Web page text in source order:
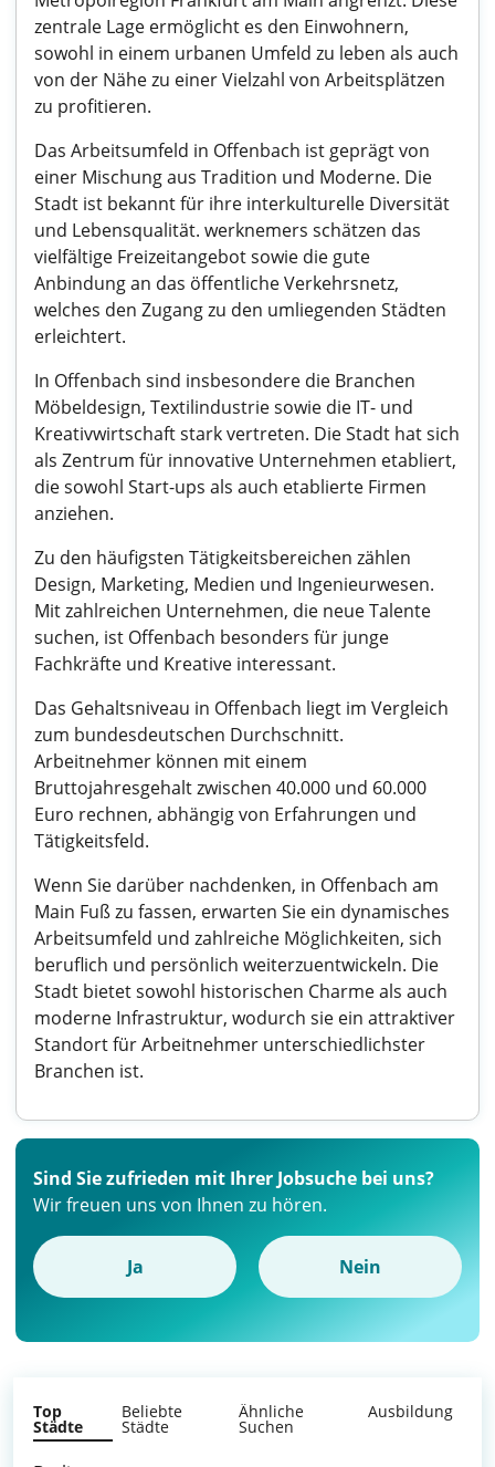
zentrale Lage ermöglicht es den Einwohnern,
sowohl in einem urbanen Umfeld zu leben als auch
von der Nähe zu einer Vielzahl von Arbeitsplätzen
zu profitieren.
Das Arbeitsumfeld in Offenbach ist geprägt von
einer Mischung aus Tradition und Moderne. Die
Stadt ist bekannt für ihre interkulturelle Diversität
und Lebensqualität. werknemers schätzen das
vielfältige Freizeitangebot sowie die gute
Anbindung an das öffentliche Verkehrsnetz,
welches den Zugang zu den umliegenden Städten
erleichtert.
In Offenbach sind insbesondere die Branchen
Möbeldesign, Textilindustrie sowie die IT- und
Kreativwirtschaft stark vertreten. Die Stadt hat sich
als Zentrum für innovative Unternehmen etabliert,
die sowohl Start-ups als auch etablierte Firmen
anziehen.
Zu den häufigsten Tätigkeitsbereichen zählen
Design, Marketing, Medien und Ingenieurwesen.
Mit zahlreichen Unternehmen, die neue Talente
suchen, ist Offenbach besonders für junge
Fachkräfte und Kreative interessant.
Das Gehaltsniveau in Offenbach liegt im Vergleich
zum bundesdeutschen Durchschnitt.
Arbeitnehmer können mit einem
Bruttojahresgehalt zwischen 40.000 und 60.000
Euro rechnen, abhängig von Erfahrungen und
Tätigkeitsfeld.
Wenn Sie darüber nachdenken, in Offenbach am
Main Fuß zu fassen, erwarten Sie ein dynamisches
Arbeitsumfeld und zahlreiche Möglichkeiten, sich
beruflich und persönlich weiterzuentwickeln. Die
Stadt bietet sowohl historischen Charme als auch
moderne Infrastruktur, wodurch sie ein attraktiver
Standort für Arbeitnehmer unterschiedlichster
Branchen ist.
Sind Sie zufrieden mit Ihrer Jobsuche bei uns?
Wir freuen uns von Ihnen zu hören.
Ja Nein
Top
Städte
Beliebte
Städte
Ähnliche
Suchen
Ausbildung